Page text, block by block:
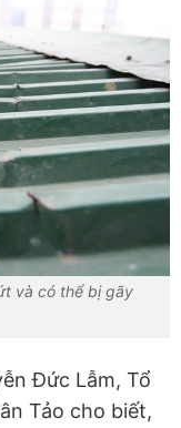
và có thể bị gãy
Đức Lẫm, Tổ
Tảo cho biết,